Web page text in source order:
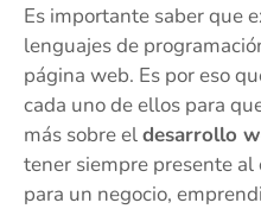
Es importante saber que
lenguajes de
página web. Es por eso
cada uno de ellos para
más sobre eldesarrollo
tener siempre presente
para un negocio,